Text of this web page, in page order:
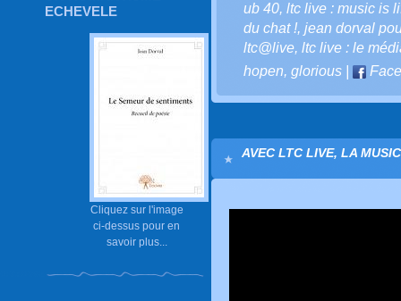
ECHEVELE
Cliquez sur l'image
ci-dessus pour en
savoir plus...
ub 40, ltc live : music is
du chat !, jean dorval
ltc@live, ltc live : le
hopen, glorious
AVEC LTC LIVE, LA